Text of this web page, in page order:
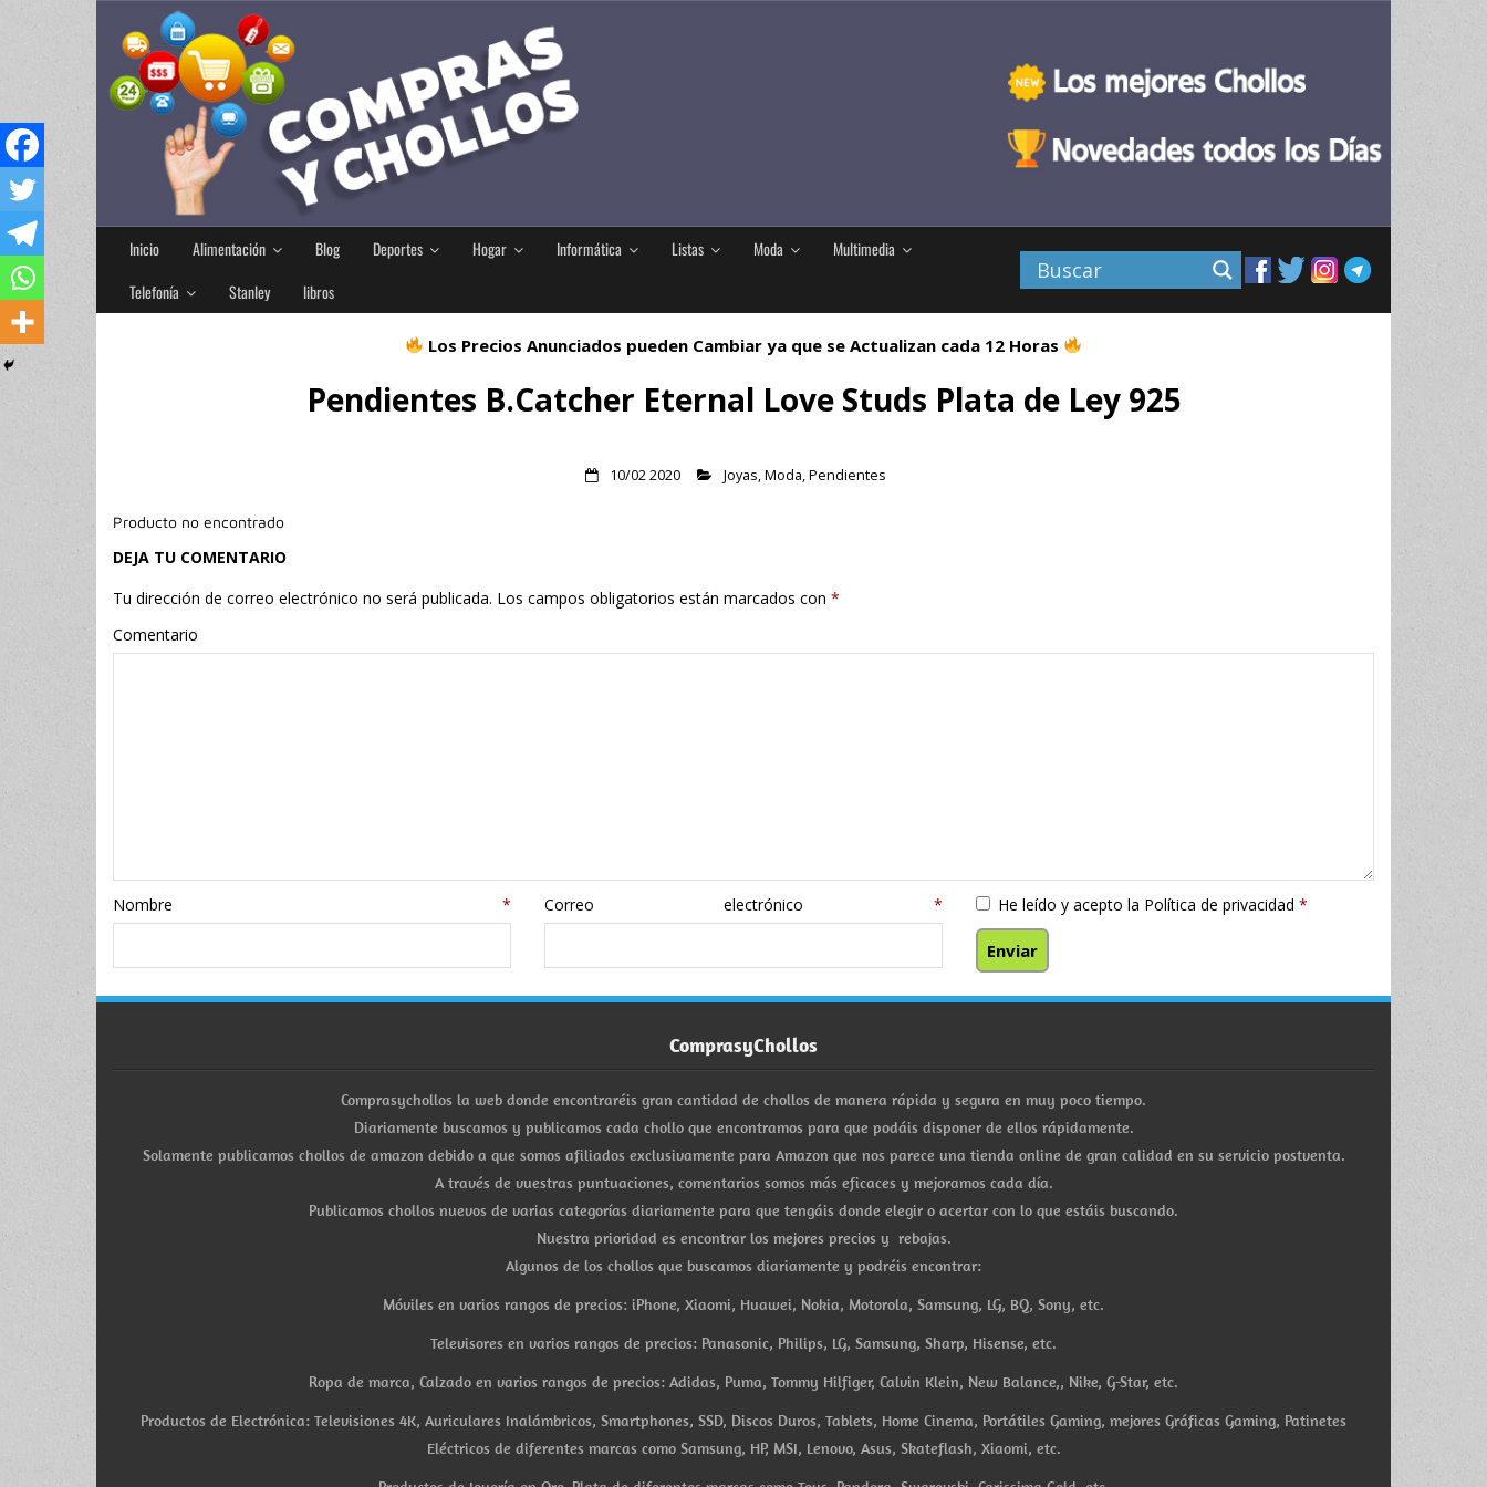
Inicio Alimentación Blog Deportes Hogar Informática Listas Moda
Multimedia
Telefonía
Stanley libros
Los Precios Anunciados pueden Cambiar ya que se Actualizan cada 12 Horas
Pendientes B.Catcher Eternal Love Studs Plata de Ley 925
10/02 2020 Joyas,Moda,Pendientes
Producto no encontrado
DEJA TU COMENTARIO
Tu dirección de correo electrónico no será publicada. Los campos obligatorios están marcados con *
Comentario
Nombre* Correo electrónico* He leído y acepto la Política de privacidad *
ComprasyChollos
Comprasychollos la web donde encontraréis gran cantidad de chollos de manera rápida y segura en muy poco tiempo.
Diariamente buscamos y publicamos cada chollo que encontramos para que podáis disponer de ellos rápidamente.
Solamente publicamos chollos de amazon debido a que somos afiliados exclusivamente para Amazon que nos parece una tienda online de gran calidad en su servicio postventa.
A través de vuestras puntuaciones, comentarios somos más eficaces y mejoramos cada día.
Publicamos chollos nuevos de varias categorías diariamente para que tengáis donde elegir o acertar con lo que estáis buscando.
Nuestra prioridad es encontrar los mejores precios y rebajas.
Algunos de los chollos que buscamos diariamente y podréis encontrar:
Móviles en varios rangos de precios: iPhone, Xiaomi, Huawei, Nokia, Motorola, Samsung, LG, BQ, Sony, etc.
Televisores en varios rangos de precios: Panasonic, Philips, LG, Samsung, Sharp, Hisense, etc.
Ropa de marca, Calzado en varios rangos de precios: Adidas, Puma, Tommy Hilfiger, Calvin Klein, New Balance,, Nike, G-Star, etc.
Productos de Electrónica: Televisiones 4K, Auriculares Inalámbricos, Smartphones, SSD, Discos Duros, Tablets, Home Cinema, Portátiles Gaming, mejores Gráficas Gaming, Patinetes
Eléctricos de diferentes marcas como Samsung, HP, MSI, Lenovo, Asus, Skateflash, Xiaomi, etc.